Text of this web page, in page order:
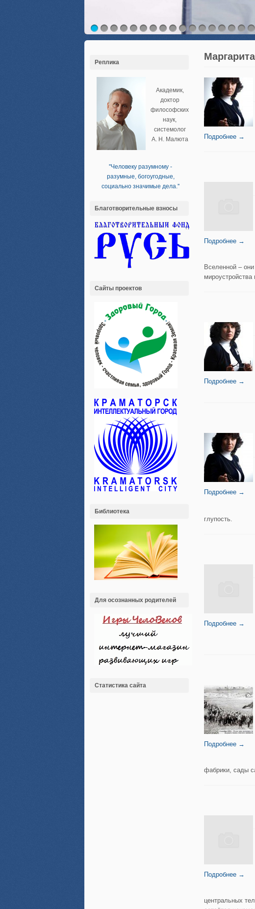
Реплика
Академик,
доктор
философских
наук,
системолог
А. Н. Малюта
''Человеку разумному -
разумные, богоугодные,
социально значимые дела.''
Благотворительные взносы
Сайты проектов
Библиотека
Для осознанных родителей
Статистика сайта
Подробнее →
Подробнее →
Вселенной –
мироустройства
Подробнее →
Подробнее →
глупость.
Подробнее →
Подробнее →
фабрики, сады
Подробнее →
центральных